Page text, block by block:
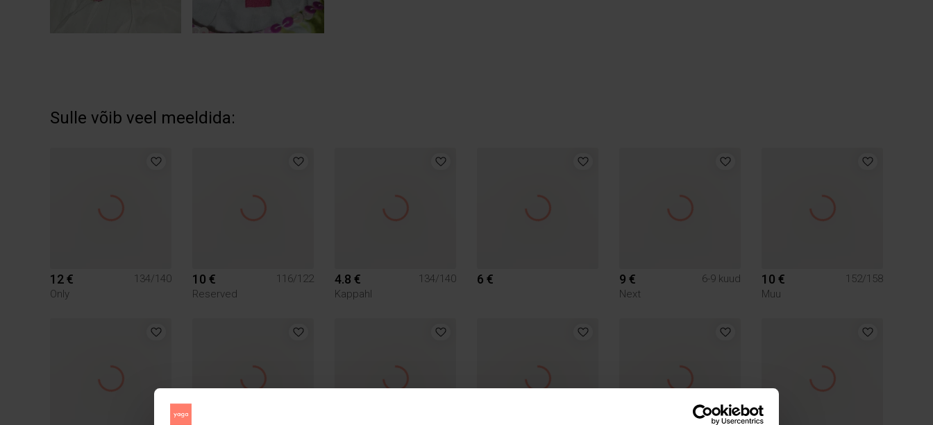
Sulle võib veel meeldida:
12 €
134/140
Only
10 €
116/122
Reserved
4.8 €
134/140
Kappahl
6 € 9 €
6-9 kuud
Next
10 €
152/158
Muu